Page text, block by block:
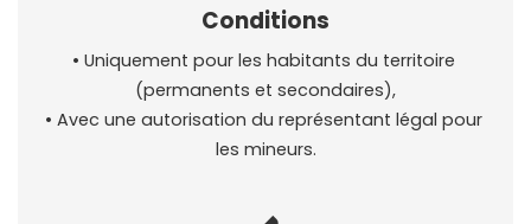
Conditions
• Uniquement pour les habitants du territoire
(permanents et secondaires),
• Avec une autorisation du représentant légal pour
les mineurs.